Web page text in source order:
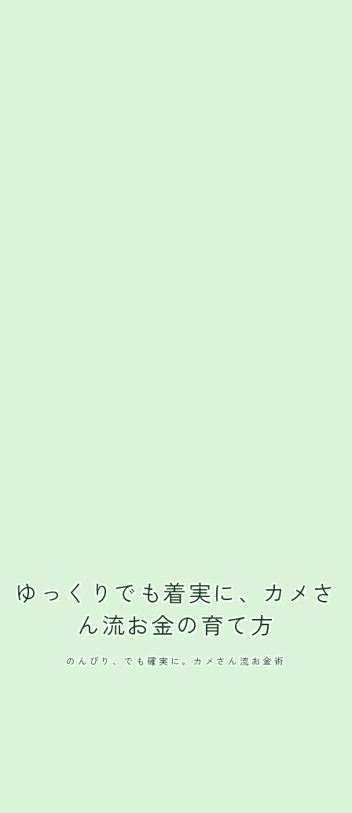
ゆっくりでも着実に、カメさ
ん流お金の育て方
のんびり、でも確実に。カメさん流お金術